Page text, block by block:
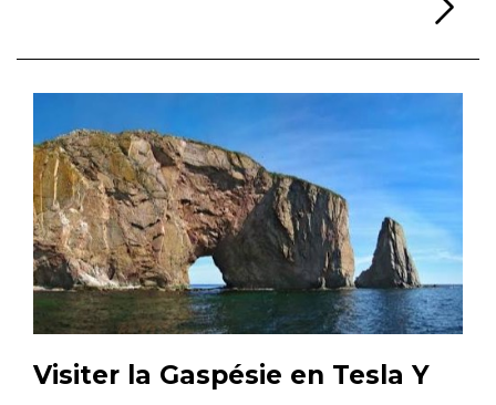
Visiter la Gaspésie en Tesla Y